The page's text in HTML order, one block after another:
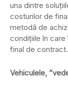
una dintre
costurilor de
metodă de
condiţiile în care
final de contract.
Vehiculele,